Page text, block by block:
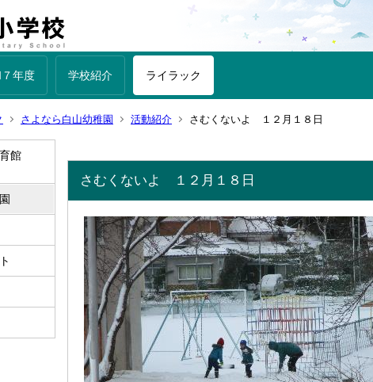
年度 学校紹介 ライラック
さよなら白山幼稚園 活動紹介 さむくないよ １２月１８日
館
さむくないよ １２月１８日